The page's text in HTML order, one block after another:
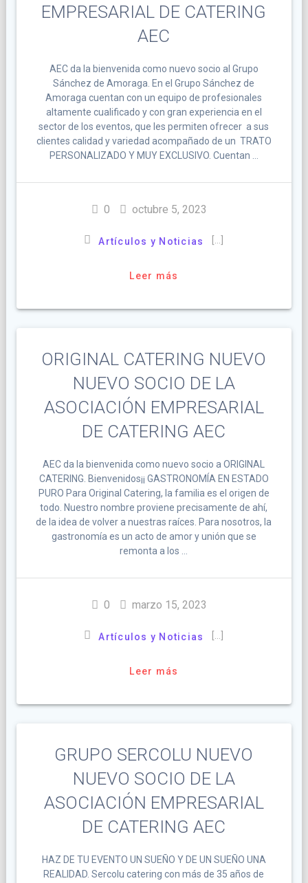
EMPRESARIAL DE CATERING
AEC
AEC da la bienvenida como nuevo socio al Grupo
Sánchez de Amoraga. En el Grupo Sánchez de
Amoraga cuentan con un equipo de profesionales
altamente cualificado y con gran experiencia en el
sector de los eventos, que les permiten ofrecer a sus
clientes calidad y variedad acompañado de un TRATO
PERSONALIZADO Y MUY EXCLUSIVO. Cuentan …
0 octubre 5, 2023
Artículos y Noticias […]
Leer más
ORIGINAL CATERING NUEVO
NUEVO SOCIO DE LA
ASOCIACIÓN EMPRESARIAL
DE CATERING AEC
AEC da la bienvenida como nuevo socio a ORIGINAL
CATERING. Bienvenidos¡¡ GASTRONOMÍA EN ESTADO
PURO Para Original Catering, la familia es el origen de
todo. Nuestro nombre proviene precisamente de ahí,
de la idea de volver a nuestras raíces. Para nosotros, la
gastronomía es un acto de amor y unión que se
remonta a los …
0 marzo 15, 2023
Artículos y Noticias […]
Leer más
GRUPO SERCOLU NUEVO
NUEVO SOCIO DE LA
ASOCIACIÓN EMPRESARIAL
DE CATERING AEC
HAZ DE TU EVENTO UN SUEÑO Y DE UN SUEÑO UNA
REALIDAD. Sercolu catering con más de 35 años de